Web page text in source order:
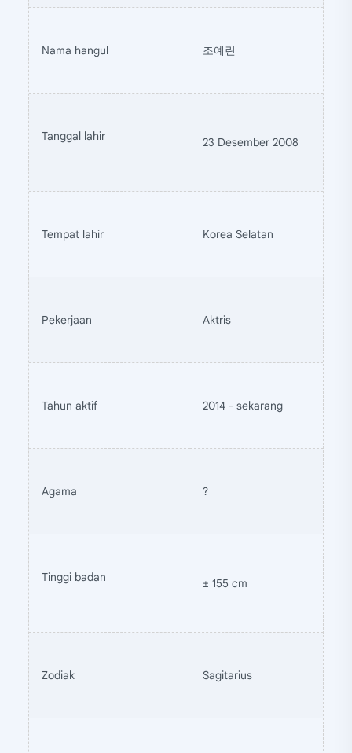
Nama hangul 조예린
Tanggal lahir 23 Desember 2008
Tempat lahir Korea Selatan
Pekerjaan Aktris
Tahun aktif 2014 - sekarang
Agama ?
Tinggi badan ± 155 cm
Zodiak Sagitarius